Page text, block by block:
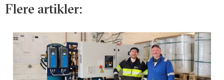
Flere artikler: